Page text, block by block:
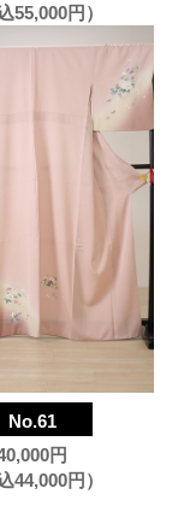
55,000円）
No.61
円
44,000円）